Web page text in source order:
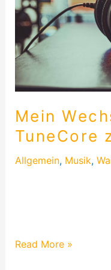
Mein
TuneCore
Allgemein, Musik,
Artistfy
Read More »